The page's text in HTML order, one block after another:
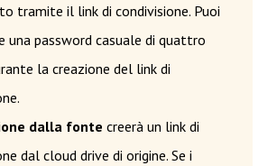
tramite il link di condivisione. Puoi
una password casuale di quattro
la creazione del link di
dalla fonte creerà un link di
dal cloud drive di origine. Se i